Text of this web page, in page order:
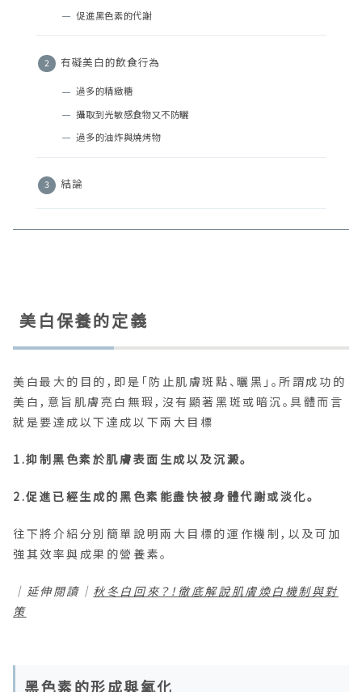
促進黑色素的代謝
有礙美白的飲食行為
過多的精緻糖
攝取到光敏感食物又不防曬
過多的油炸與燒烤物
結論
美白保養的定義
美白最大的目的，即是「防止肌膚斑點、曬黑」。所謂成功的
美白，意旨肌膚亮白無瑕，沒有顯著黑斑或暗沉。具體而言
就是要達成以下達成以下兩大目標
1.抑制黑色素於肌膚表面生成以及沉澱。
2.促進已經生成的黑色素能盡快被身體代謝或淡化。
往下將介紹分別簡單說明兩大目標的運作機制，以及可加
強其效率與成果的營養素。
｜延伸閱讀｜ 秋冬白回來？！徹底解說肌膚煥白機制與對
策
黑色素的形成與氧化